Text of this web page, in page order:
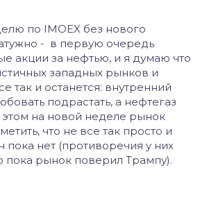
по IMOEX без нового
- в первую очередь
акции за нефтью, и я думаю что
западных рынков и
так и останется: внутренний
подрастать, а нефтегаз
на новой неделе рынок
что не все так просто и
нет (противоречия у них
пока рынок поверил Трампу).